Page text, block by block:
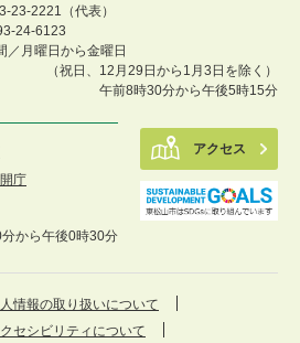
23-2221（代表）
24-6123
／月曜日から金曜日
（祝日、12月29日から1月3日を除く）
午前8時30分から午後5時15分
庁
から午後0時30分
アクセス
情報の取り扱いについて
セシビリティについて